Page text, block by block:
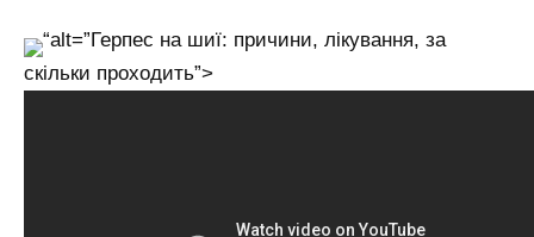
“alt=”Герпес на шиї: причини, лікування, за
скільки проходить”>